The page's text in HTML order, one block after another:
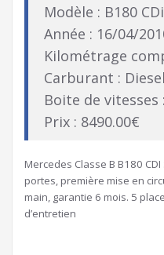
Modèle : B180 CDi
Année : 16/04/
Kilométrage
Carburant : Diesel
Boite de vitesses
Prix : 8490.00€
Mercedes Classe B B180 CDI
portes, première mise en
main, garantie 6 mois. 5
d’entretien